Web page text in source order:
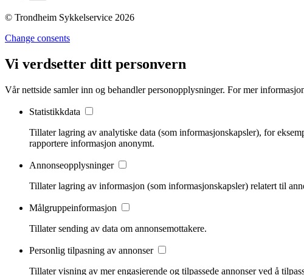
© Trondheim Sykkelservice 2026
Change consents
Vi verdsetter ditt personvern
Vår nettside samler inn og behandler personopplysninger. For mer
Statistikkdata
Tillater lagring av analytiske data (som informasjonskapsler), for
rapportere informasjon anonymt.
Annonseopplysninger
Tillater lagring av informasjon (som informasjonskapsler) relatert til
Målgruppeinformasjon
Tillater sending av data om annonsemottakere.
Personlig tilpasning av annonser
Tillater visning av mer engasjerende og tilpassede annonser ved å